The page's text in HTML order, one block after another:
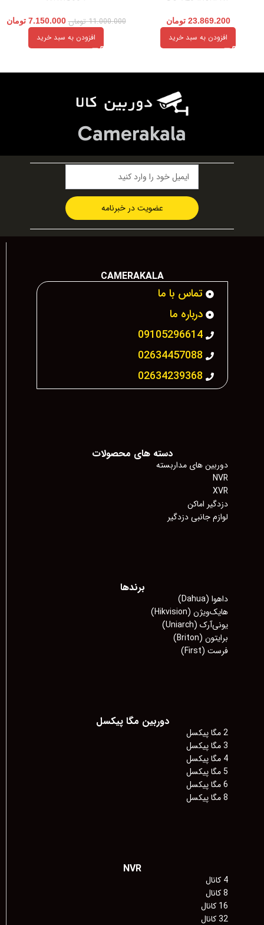
23.869.200 تومان
افزودن به سبد خرید
11.000.000 تومان 7.150.000 تومان
افزودن به سبد خرید
Camerakala
عضویت در خبرنامه
CAMERAKALA
تماس با ما
درباره ما
09105296614
02634457088
02634239368
دسته های محصولات
دوربین های مداربسته
NVR
XVR
دزدگیر اماکن
لوازم جانبی دزدگیر
برندها
داهوا (Dahua)
هایک‌ویژن (Hikvision)
یونی‌آرک (Uniarch)
برایتون (Briton)
فرست (First)
دوربین مگا پیکسل
2 مگا پیکسل
3 مگا پیکسل
4 مگا پیکسل
5 مگا پیکسل
6 مگا پیکسل
8 مگا پیکسل
NVR
4 کانال
8 کانال
16 کانال
32 کانال